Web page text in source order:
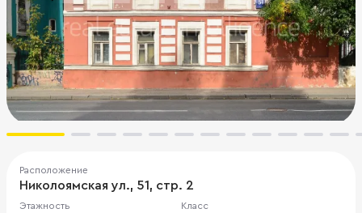
Расположение
Николоямская ул., 51, стр. 2
Этажность Класс